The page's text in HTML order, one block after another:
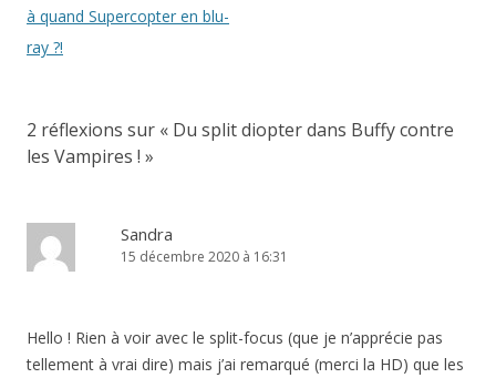
des
articles
à quand Supercopter en blu-
ray ?!
2 réflexions sur « Du split diopter dans Buffy contre
les Vampires ! »
Sandra
15 décembre 2020 à 16:31
Hello ! Rien à voir avec le split-focus (que je n’apprécie pas
tellement à vrai dire) mais j’ai remarqué (merci la HD) que les